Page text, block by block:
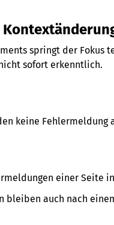
springt der
sofort erkenntlich.
keine Fehlermeldung
einer Seite
bleiben auch nach